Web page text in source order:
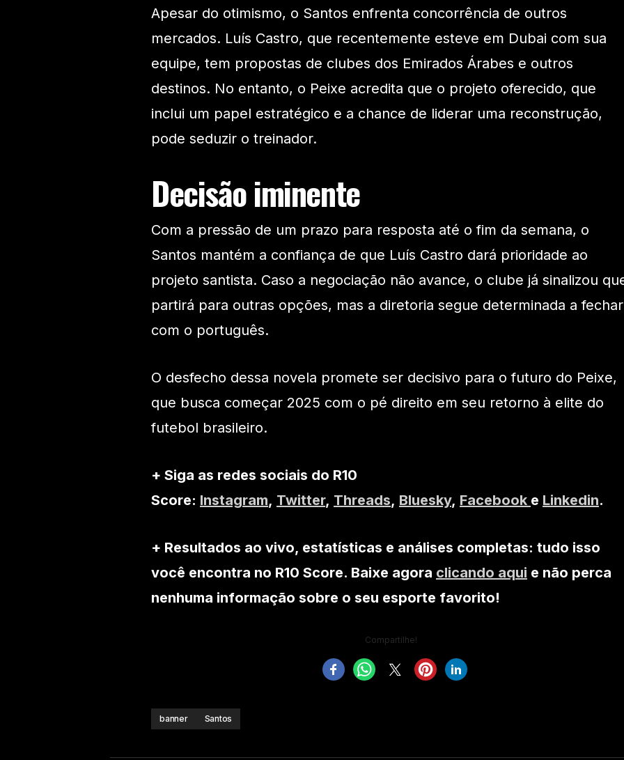
Apesar do otimismo, o Santos enfrenta concorrência de outros
mercados. Luís Castro, que recentemente esteve em Dubai com sua
equipe, tem propostas de clubes dos Emirados Árabes e outros
destinos. No entanto, o Peixe acredita que o projeto oferecido, que
inclui um papel estratégico e a chance de liderar uma reconstrução,
pode seduzir o treinador.
Decisão iminente
Com a pressão de um prazo para resposta até o fim da semana, o
Santos mantém a confiança de que Luís Castro dará prioridade ao
projeto santista. Caso a negociação não avance, o clube já sinalizou
partirá para outras opções, mas a diretoria segue determinada a fechar
com o português.
O desfecho dessa novela promete ser decisivo para o futuro do Peixe,
que busca começar 2025 com o pé direito em seu retorno à elite do
futebol brasileiro.
+ Siga as redes sociais do R10
Score: Instagram, Twitter, Threads, Bluesky, Facebook e Linkedin.
+ Resultados ao vivo, estatísticas e análises completas: tudo isso
você encontra no R10 Score. Baixe agora clicando aqui e não perca
nenhuma informação sobre o seu esporte favorito!
Compartilhe!
banner Santos